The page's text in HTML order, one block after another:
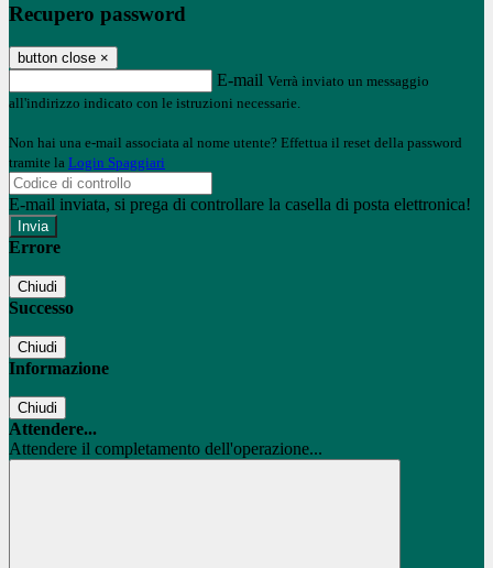
Recupero password
button close ×
E-mail Verrà inviato un messaggio
all'indirizzo indicato con le istruzioni necessarie.
Non hai una e-mail associata al nome utente? Effettua il reset della password
tramite la Login Spaggiari
E-mail inviata, si prega di controllare la casella di posta elettronica!
Errore
Chiudi
Successo
Chiudi
Informazione
Chiudi
Attendere...
Attendere il completamento dell'operazione...